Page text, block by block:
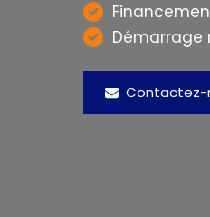
Démarrage
Contactez-